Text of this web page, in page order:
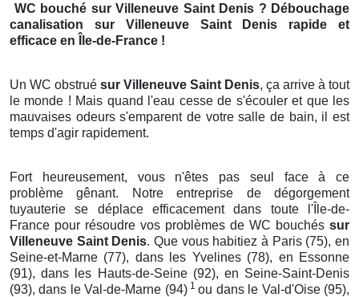
WC bouché sur Villeneuve Saint Denis ? Débouchage
canalisation sur Villeneuve Saint Denis rapide et
efficace en Île-de-France !
Un WC obstrué sur Villeneuve Saint Denis, ça arrive à tout
le monde ! Mais quand l'eau cesse de s'écouler et que les
mauvaises odeurs s'emparent de votre salle de bain, il est
temps d'agir rapidement.
Fort heureusement, vous n'êtes pas seul face à ce
problème gênant. Notre entreprise de dégorgement
tuyauterie se déplace efficacement dans toute l'Île-de-
France pour résoudre vos problèmes de WC bouchés sur
Villeneuve Saint Denis. Que vous habitiez à Paris (75), en
Seine-et-Marne (77), dans les Yvelines (78), en Essonne
(91), dans les Hauts-de-Seine (92), en Seine-Saint-Denis
(93), dans le Val-de-Marne (94)1 ou dans le Val-d'Oise (95),